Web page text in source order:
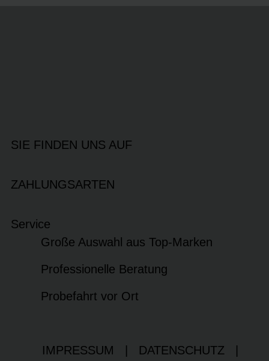
SIE FINDEN UNS AUF
ZAHLUNGSARTEN
Service
Große Auswahl aus Top-Marken
Professionelle Beratung
Probefahrt vor Ort
IMPRESSUM DATENSCHUTZ